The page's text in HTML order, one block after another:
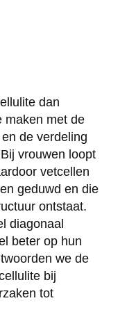
dan
maken met de
de verdeling
vrouwen loopt
vetcellen
geduwd en die
ontstaat.
diagonaal
beter op hun
we de
bij
tot